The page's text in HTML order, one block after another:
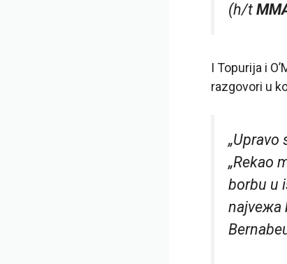
(h/t
I Topurija i
razgovori u
„Upravo
„Rekao
borbu u
najveжa